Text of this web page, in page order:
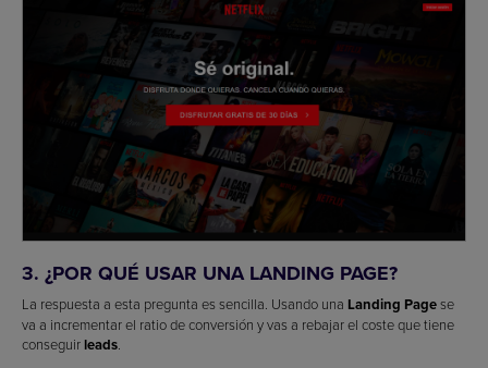
3. ¿POR QUÉ USAR UNA LANDING PAGE?
La respuesta a esta pregunta es sencilla. Usando una Landing Pagese
va a incrementar el ratio de conversión y vas a rebajar el coste que tiene
conseguir leads.